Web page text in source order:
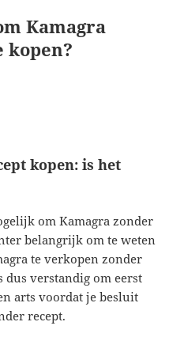
Kamagra
kopen?
kopen: is het
om Kamagra zonder
belangrijk om te weten
te verkopen zonder
dus verstandig om eerst
arts voordat je besluit
recept.